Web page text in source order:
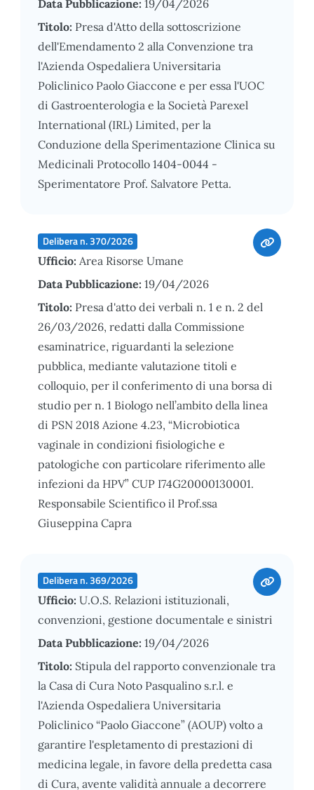
Data Pubblicazione: 19/04/2026
Titolo: Presa d'Atto della sottoscrizione
dell'Emendamento 2 alla Convenzione tra
l'Azienda Ospedaliera Universitaria
Policlinico Paolo Giaccone e per essa l'UOC
di Gastroenterologia e la Società Parexel
International (IRL) Limited, per la
Conduzione della Sperimentazione Clinica su
Medicinali Protocollo 1404-0044 -
Sperimentatore Prof. Salvatore Petta.
Delibera n. 370/2026
Ufficio: Area Risorse Umane
Data Pubblicazione: 19/04/2026
Titolo: Presa d'atto dei verbali n. 1 e n. 2 del
26/03/2026, redatti dalla Commissione
esaminatrice, riguardanti la selezione
pubblica, mediante valutazione titoli e
colloquio, per il conferimento di una borsa di
studio per n. 1 Biologo nell’ambito della linea
di PSN 2018 Azione 4.23, “Microbiotica
vaginale in condizioni fisiologiche e
patologiche con particolare riferimento alle
infezioni da HPV” CUP I74G20000130001.
Responsabile Scientifico il Prof.ssa
Giuseppina Capra
Delibera n. 369/2026
Ufficio: U.O.S. Relazioni istituzionali,
convenzioni, gestione documentale e sinistri
Data Pubblicazione: 19/04/2026
Titolo: Stipula del rapporto convenzionale tra
la Casa di Cura Noto Pasqualino s.r.l. e
l'Azienda Ospedaliera Universitaria
Policlinico “Paolo Giaccone” (AOUP) volto a
garantire l'espletamento di prestazioni di
medicina legale, in favore della predetta casa
di Cura, avente validità annuale a decorrere